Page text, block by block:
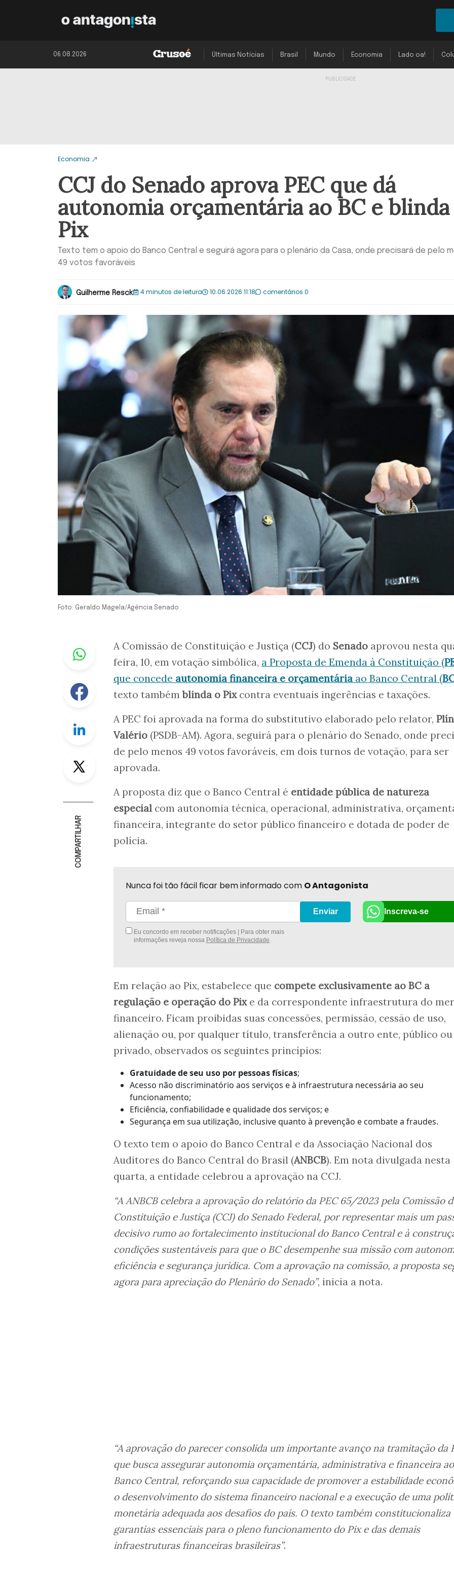
06.08.2026 Últimas Notícias Brasil Mundo Economia Lado oa!
Economia
CCJ do Senado aprova PEC que dá
autonomia orçamentária ao BC e blinda
Pix
Texto tem o apoio do Banco Central e seguirá agora para o plenário da Casa, onde precisará de pelo
49 votos favoráveis
Guilherme Resck 4 minutos de leitura 10.06.2026 11:18 comentários 0
Foto: Geraldo Magela/Agência Senado
Whastapp
Facebook
Linkedin
Twitter
COMPARTILHAR
A Comissão de Constituição e Justiça (CCJ) do Senado aprovou nesta
feira, 10, em votação simbólica, a Proposta de Emenda à Constituição (
que concede autonomia financeira e orçamentária ao Banco Central (
texto tambémblinda o Pixcontra eventuais ingerências e taxações.
A PEC foi aprovada na forma do substitutivo elaborado pelo relator,
Valério (PSDB-AM). Agora, seguirá para o plenário do Senado, onde
de pelo menos 49 votos favoráveis, em dois turnos de votação, para ser
aprovada.
A proposta diz que o Banco Central é entidade pública de natureza
especial com autonomia técnica, operacional, administrativa,
financeira, integrante do setor público financeiro e dotada de poder de
polícia.
Nunca foi tão fácil ficar bem informado com O Antagonista
Eu concordo em receber notificações | Para obter mais
informações reveja nossa Política de Privacidade.
Enviar Inscreva-se
Em relação ao Pix, estabelece que compete exclusivamente ao BC a
regulação e operação do Pixe da correspondente infraestrutura do
financeiro. Ficam proibidas suas concessões, permissão, cessão de uso,
alienação ou, por qualquer título, transferência a outro ente, público ou
privado, observados os seguintes princípios:
Gratuidade de seu uso por pessoas físicas;
Acesso não discriminatório aos serviços e à infraestrutura necessária ao seu
funcionamento;
Eficiência, confiabilidade e qualidade dos serviços; e
Segurança em sua utilização, inclusive quanto à prevenção e combate a fraudes.
O texto tem o apoio do Banco Central e da Associação Nacional dos
Auditores do Banco Central do Brasil (ANBCB). Em nota divulgada nesta
quarta, a entidade celebrou a aprovação na CCJ.
“A ANBCB celebra a aprovação do relatório da PEC 65/2023 pela Comissão
Constituição e Justiça (CCJ) do Senado Federal, por representar mais um
decisivo rumo ao fortalecimento institucional do Banco Central e à
condições sustentáveis para que o BC desempenhe sua missão com
eficiência e segurança jurídica. Com a aprovação na comissão, a proposta
agora para apreciação do Plenário do Senado”, inicia a nota.
“A aprovação do parecer consolida um importante avanço na tramitação da
que busca assegurar autonomia orçamentária, administrativa e financeira ao
Banco Central, reforçando sua capacidade de promover a estabilidade
o desenvolvimento do sistema financeiro nacional e a execução de uma
monetária adequada aos desafios do país. O texto também constitucionaliza
garantias essenciais para o pleno funcionamento do Pix e das demais
infraestruturas financeiras brasileiras”.